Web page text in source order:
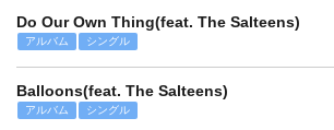
Do Our Own Thing(feat. The Salteens)
アルバム シングル
Balloons(feat. The Salteens)
アルバム シングル